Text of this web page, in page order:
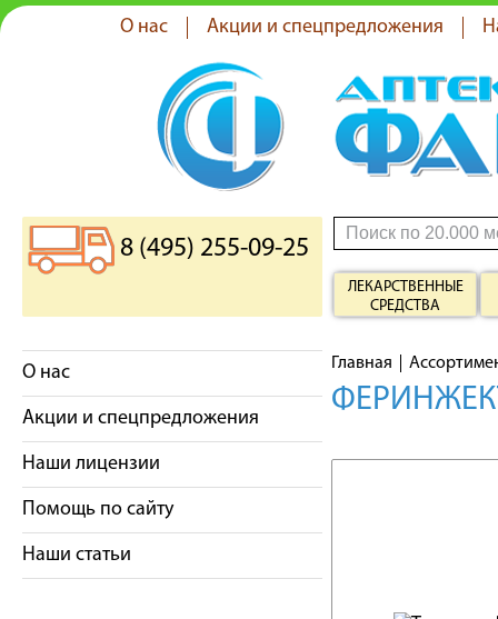
О нас Акции и спецпредложения
8 (495) 255-09-25
ЛЕКАРСТВЕННЫЕ
СРЕДСТВА
О нас
Акции и спецпредложения
Наши лицензии
Помощь по сайту
Наши статьи
Главная